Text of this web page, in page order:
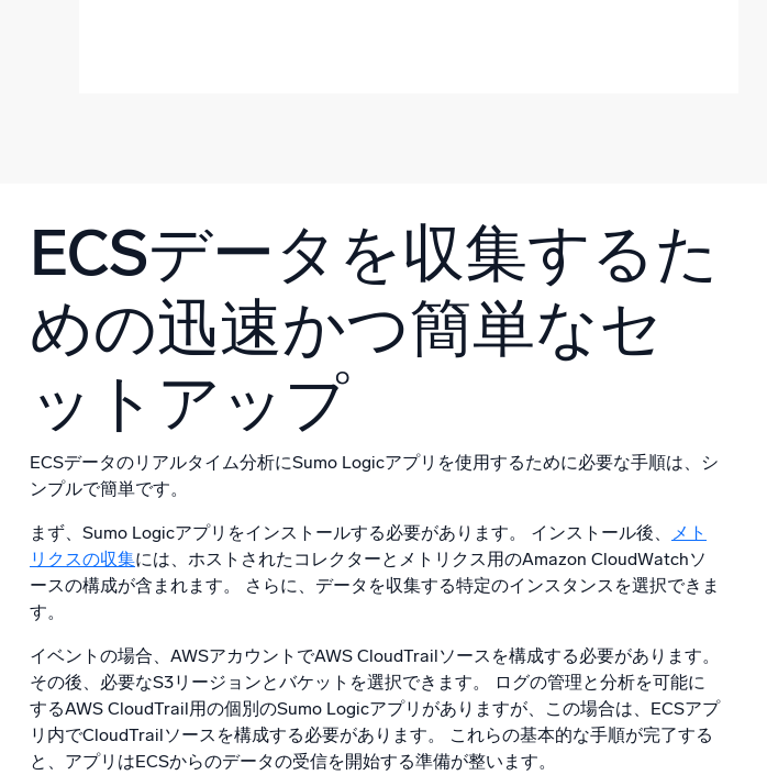
ECSデータを収集するた
めの迅速かつ簡単なセ
ットアップ
ECSデータのリアルタイム分析にSumo Logicアプリを使用するために必要な手順は、シ
ンプルで簡単です。
まず、Sumo Logicアプリをインストールする必要があります。 インストール後、
メト
リクスの収集には、ホストされたコレクターとメトリクス用のAmazon CloudWatchソ
ースの構成が含まれます。 さらに、データを収集する特定のインスタンスを選択できま
す。
イベントの場合、AWSアカウントでAWS CloudTrailソースを構成する必要があります。
その後、必要なS3リージョンとバケットを選択できます。 ログの管理と分析を可能に
するAWS CloudTrail用の個別のSumo Logicアプリがありますが、この場合は、ECSアプ
リ内でCloudTrailソースを構成する必要があります。 これらの基本的な手順が完了する
と、アプリはECSからのデータの受信を開始する準備が整います。